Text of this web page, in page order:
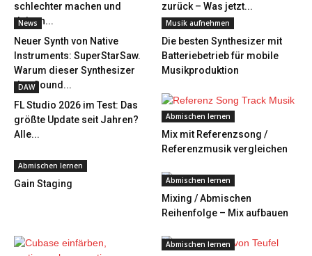
schlechter machen und
deinen...
zurück – Was jetzt...
News
Neuer Synth von Native
Instruments: SuperStarSaw.
Warum dieser Synthesizer
den Sound...
Musik aufnehmen
Die besten Synthesizer mit
Batteriebetrieb für mobile
Musikproduktion
DAW
FL Studio 2026 im Test: Das
größte Update seit Jahren?
Alle...
Abmischen lernen
Mix mit Referenzsong /
Referenzmusik vergleichen
Abmischen lernen
Gain Staging Abmischen lernen
Mixing / Abmischen
Reihenfolge – Mix aufbauen
Abmischen lernen